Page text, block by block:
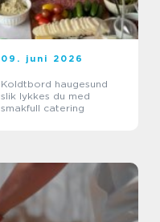
09. juni 2026
Koldtbord haugesund
slik lykkes du med
smakfull catering